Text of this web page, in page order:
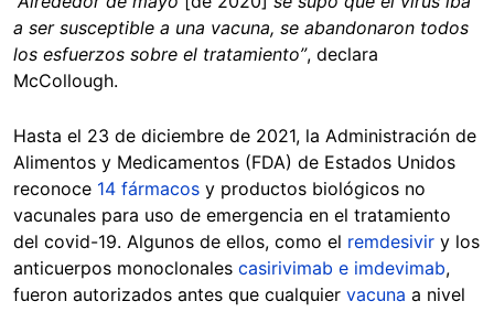
a ser susceptible a una vacuna, se abandonaron todos
los esfuerzos sobre el tratamiento”, declara
McCollough.
Hasta el 23 de diciembre de 2021, la Administración de
Alimentos y Medicamentos (FDA) de Estados Unidos
reconoce 14 fármacos y productos biológicos no
vacunales para uso de emergencia en el tratamiento
del covid-19. Algunos de ellos, como el remdesivir y los
anticuerpos monoclonales casirivimab e imdevimab,
fueron autorizados antes que cualquier vacuna a nivel